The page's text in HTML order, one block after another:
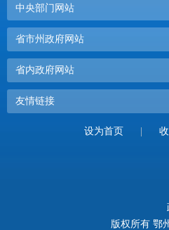
中央部门网站
省市州政府网站
省内政府网站
友情链接
设为首页
版权所有 鄂